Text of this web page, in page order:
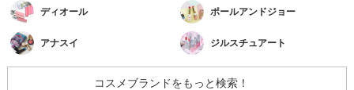
ディオール ポールアンドジョー
アナスイ ジルスチュアート
コスメブランドをもっと検索！